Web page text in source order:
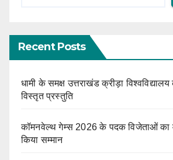
Recent Posts
धामी के समक्ष उत्तराखंड क्रीड़ा विश्वविद्यालय
विस्तृत प्रस्तुति
कॉमनवेल्थ गेम्स 2026 के पदक विजेताओं का
किया सम्मान